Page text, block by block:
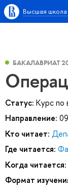
Высшая
БАКАЛАВРИАТ
Статус: Курс по
Направление:
Кто читает:
Где читается:
Когда читается:
Формат